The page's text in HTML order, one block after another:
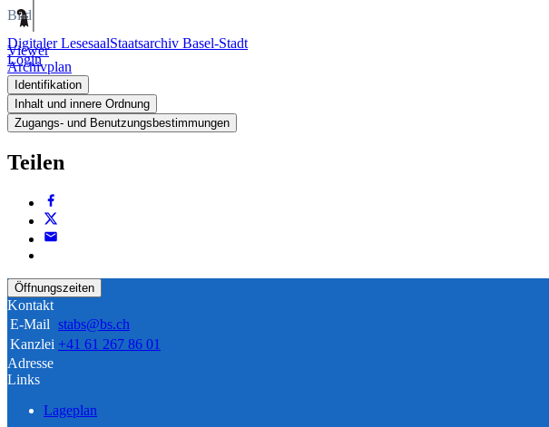
Digitaler LesesaalStaatsarchiv Basel-Stadt
Login
Bild
Viewer
Archivplan
Identifikation
Inhalt und innere Ordnung
Zugangs- und Benutzungsbestimmungen
Teilen
Öffnungszeiten
Kontakt
E-Mail stabs@bs.ch
Kanzlei +41 61 267 86 01
Adresse
Links
Lageplan